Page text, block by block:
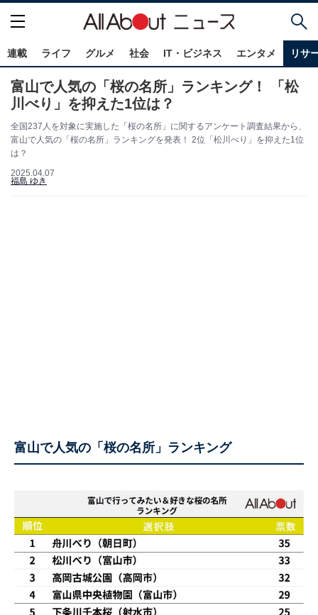
連載 ライフ グルメ 社会 IT・ビジネス エンタメ リサ
富山で人気の「桜の名所」ランキング！ 「松
川べり」を抑えた1位は？
全国237人を対象に実施した「桜の名所」に関するアンケート調査結果から、
富山で人気の「桜の名所」ランキングを発表！ 2位「松川べり」を抑えた1位
は？
2025.04.07
福島 ゆき
富山で人気の「桜の名所」ランキング